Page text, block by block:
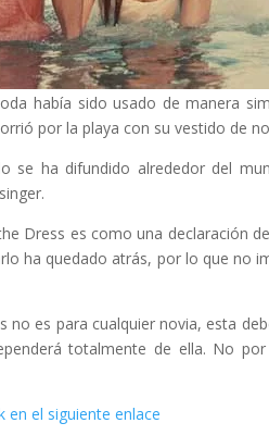
había sido usado de manera
por la playa con su vestido de
se ha difundido alrededor del
Dress es como una declaración
ha quedado atrás, por lo que no
no es para cualquier novia, esta
totalmente de ella. No
en el siguiente enlace